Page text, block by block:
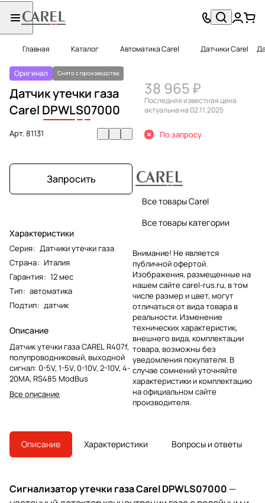
Главная Каталог Автоматика Carel Датчики Carel
Оригинал Снято с производства
Датчик утечки газа
Carel DPWLS07000
Арт.81131
Запросить
Характеристики
Серия: Датчики утечки газа
Страна: Италия
Гарантия: 12 мес
Тип: автоматика
Подтип: датчик
Описание
Датчик утечки газа CAREL R407f,
полупроводниковый, выходной
сигнал: 0-5V, 1-5V, 0-10V, 2-10V, 4-
20MA, RS485 ModBus
Все описание
38 965 ₽
Последняя известная цена
актуальна на 02.11.2025
По запросу
Все товары Carel
Все товары категории
Внимание! Не является
публичной офертой.
Изображения, размещенные на
нашем сайте carel-rus.ru, в том
числе размер и цвет, могут
отличаться от вида товара в
реальности. Изменение
технических характеристик,
внешнего вида, комплектации
товара, возможны без
уведомления покупателя. В
случае сомнений уточняйте
характеристики и комплектацию
на официальном сайте
производителя.
Описание Характеристики Вопросы и ответы
Сигнализатор утечки газа Carel DPWLS07000 —